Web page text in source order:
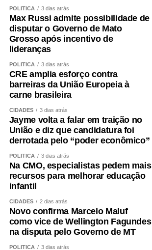
POLÍTICA 3 dias atrás
Max Russi admite possibilidade de
disputar o Governo de Mato
Grosso após incentivo de
lideranças
POLÍTICA 3 dias atrás
CRE amplia esforço contra
barreiras da União Europeia à
carne brasileira
CIDADES 3 dias atrás
Jayme volta a falar em traição no
União e diz que candidatura foi
derrotada pelo “poder econômico”
POLÍTICA 3 dias atrás
Na CMO, especialistas pedem mais
recursos para melhorar educação
infantil
CIDADES 2 dias atrás
Novo confirma Marcelo Maluf
como vice de Wellington Fagundes
na disputa pelo Governo de MT
POLÍTICA 3 dias atrás